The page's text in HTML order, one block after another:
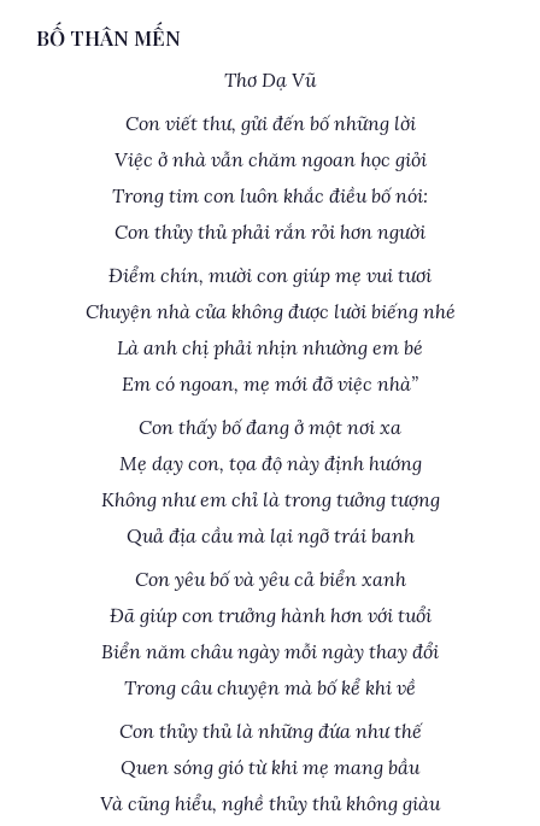
BỐ THÂN MẾN
Thơ Dạ Vũ
Con viết thư, gửi đến bố những lời
Việc ở nhà vẫn chăm ngoan học giỏi
Trong tim con luôn khắc điều bố nói:
Con thủy thủ phải rắn rỏi hơn người
Điểm chín, mười con giúp mẹ vui tươi
Chuyện nhà cửa không được lười biếng nhé
Là anh chị phải nhịn nhường em bé
Em có ngoan, mẹ mới đỡ việc nhà”
Con thấy bố đang ở một nơi xa
Mẹ dạy con, tọa độ này định hướng
Không như em chỉ là trong tưởng tượng
Quả địa cầu mà lại ngỡ trái banh
Con yêu bố và yêu cả biển xanh
Đã giúp con trưởng hành hơn với tuổi
Biển năm châu ngày mỗi ngày thay đổi
Trong câu chuyện mà bố kể khi về
Con thủy thủ là những đứa như thế
Quen sóng gió từ khi mẹ mang bầu
Và cũng hiểu, nghề thủy thủ không giàu